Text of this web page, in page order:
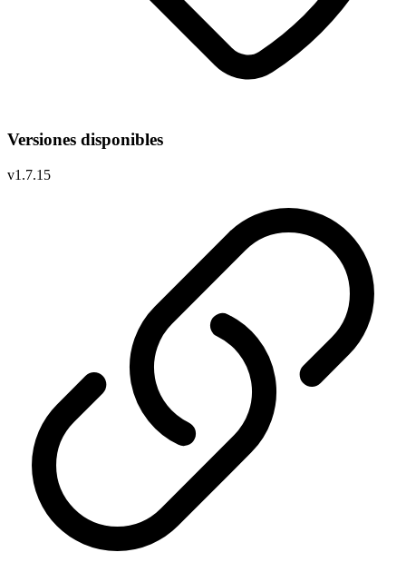
Versiones disponibles
v1.7.15